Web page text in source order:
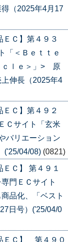
（2025年4月17
ＥＣ】第４９３
「＜Ｂｅｔｔｅ
ｌｅ＞」> 原
伸長（2025年4
ＥＣ】第４９２
Ｃサイト「玄米
リエーション
('25/04/08) (0821)
Ｃ】 第４９１
門ＥＣサイト
品化、「ベスト
日号）('25/04/0
ＥＣ】 第４９０